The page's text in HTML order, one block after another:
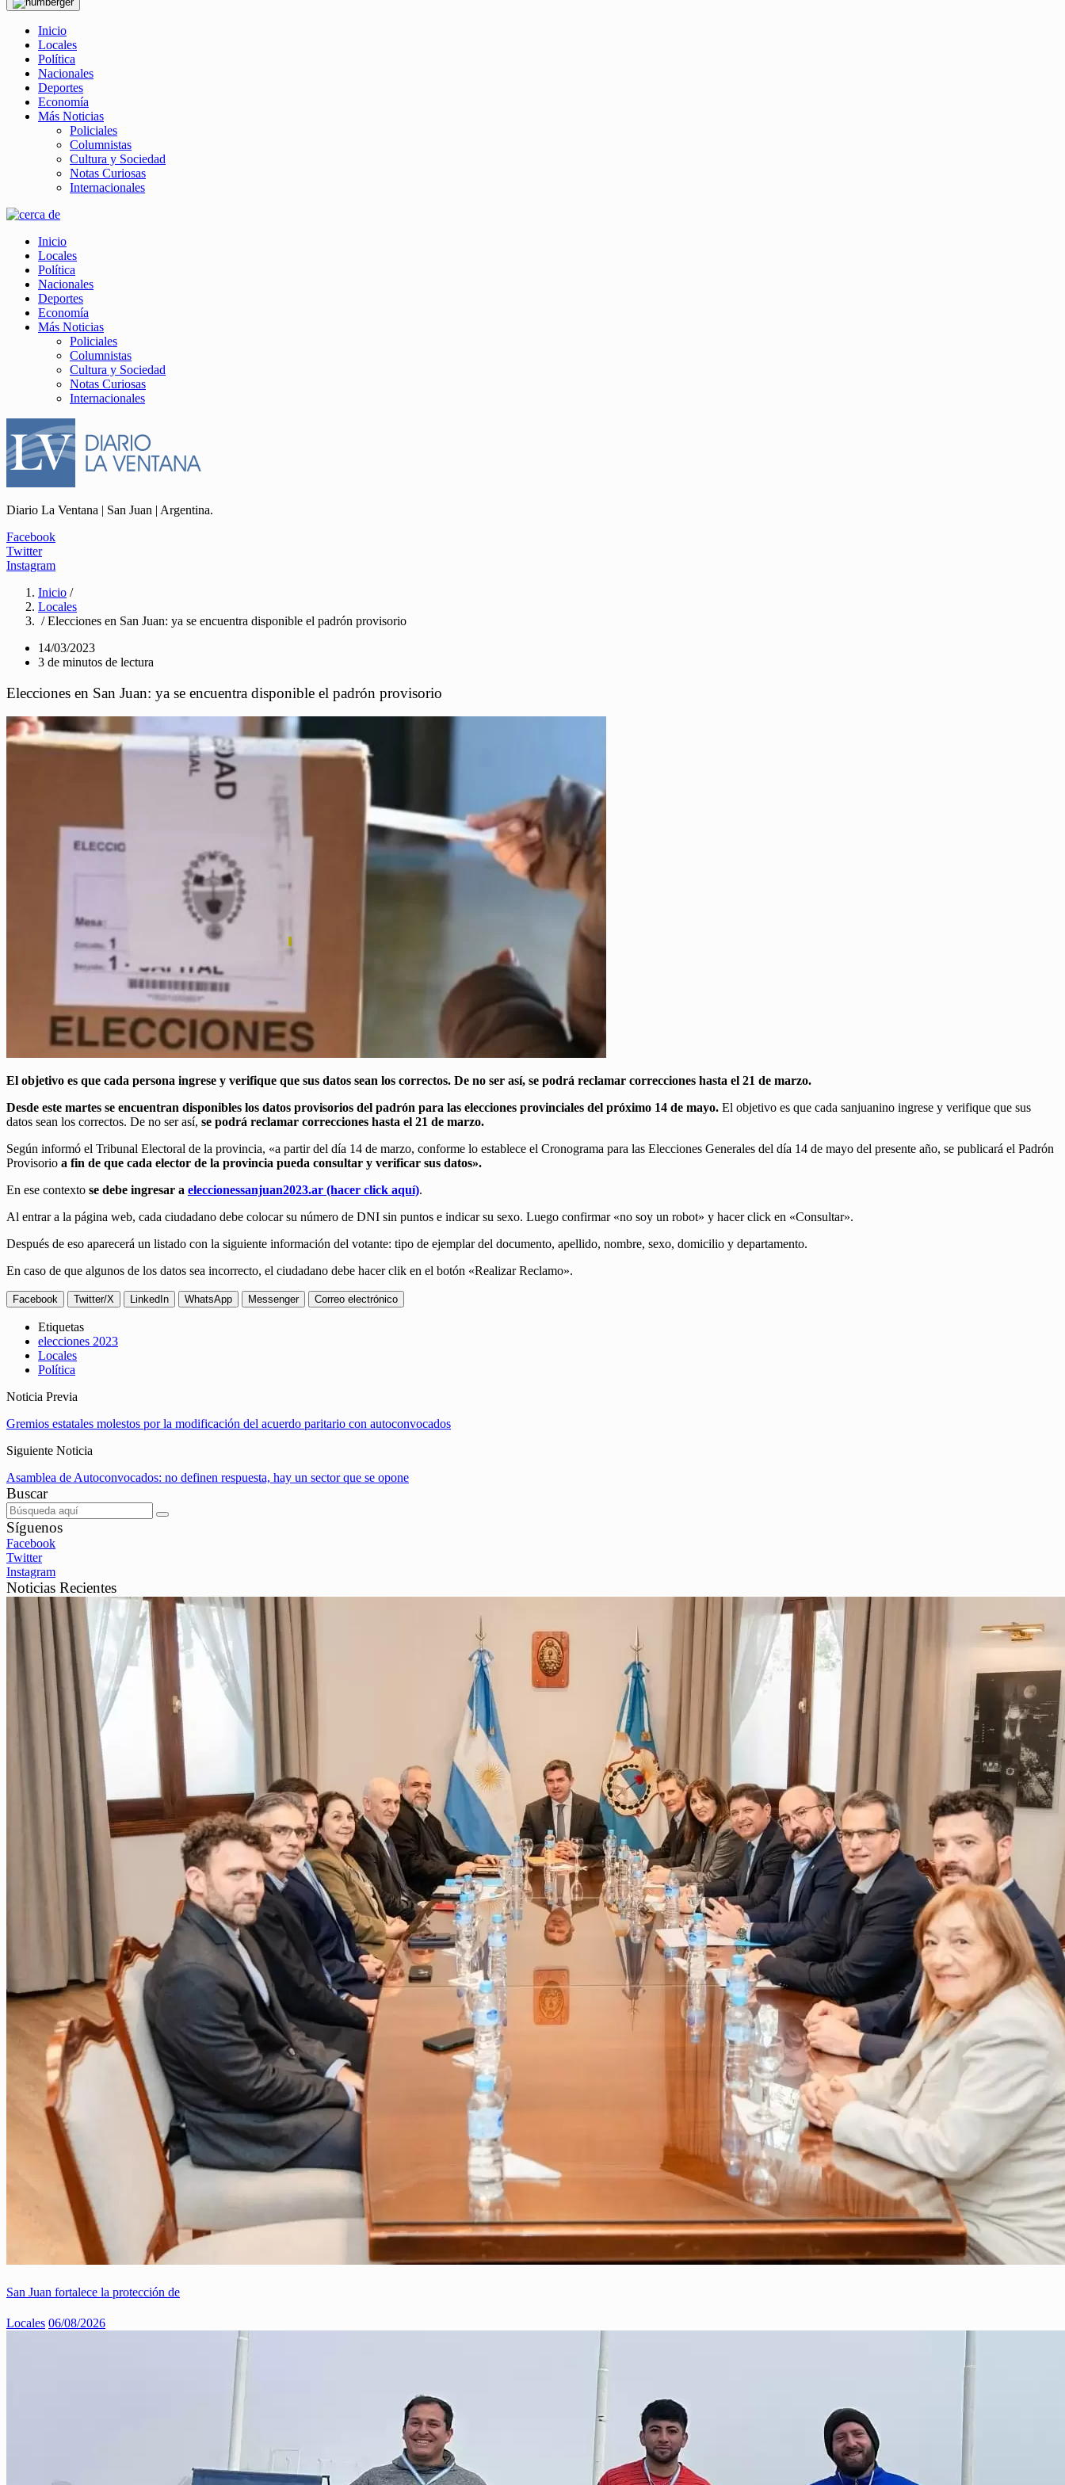
Inicio
Locales
Política
Nacionales
Deportes
Economía
Más Noticias
Policiales
Columnistas
Cultura y Sociedad
Notas Curiosas
Internacionales
Inicio
Locales
Política
Nacionales
Deportes
Economía
Más Noticias
Policiales
Columnistas
Cultura y Sociedad
Notas Curiosas
Internacionales
Diario La Ventana | San Juan | Argentina.
Facebook
Twitter
Instagram
Inicio /
Locales
/ Elecciones en San Juan: ya se encuentra disponible el padrón provisorio
14/03/2023
3 de minutos de lectura
Elecciones en San Juan: ya se encuentra disponible el padrón provisorio
El objetivo es que cada persona ingrese y verifique que sus datos sean los correctos. De no ser así, se podrá reclamar correcciones hasta el 21 de marzo.
Desde este martes se encuentran disponibles los datos provisorios del padrón para las elecciones provinciales del próximo 14 de mayo. El objetivo es que cada sanjuanino ingrese y verifique que sus
datos sean los correctos. De no ser así, se podrá reclamar correcciones hasta el 21 de marzo.
Según informó el Tribunal Electoral de la provincia, «a partir del día 14 de marzo, conforme lo establece el Cronograma para las Elecciones Generales del día 14 de mayo del presente año, se publicará el Padrón
Provisorio a fin de que cada elector de la provincia pueda consultar y verificar sus datos».
En ese contexto se debe ingresar a eleccionessanjuan2023.ar (hacer click aquí).
Al entrar a la página web, cada ciudadano debe colocar su número de DNI sin puntos e indicar su sexo. Luego confirmar «no soy un robot» y hacer click en «Consultar».
Después de eso aparecerá un listado con la siguiente información del votante: tipo de ejemplar del documento, apellido, nombre, sexo, domicilio y departamento.
En caso de que algunos de los datos sea incorrecto, el ciudadano debe hacer clik en el botón «Realizar Reclamo».
Facebook Twitter/X LinkedIn WhatsApp Messenger Correo electrónico
Etiquetas
elecciones 2023
Locales
Política
Noticia Previa
Gremios estatales molestos por la modificación del acuerdo paritario con autoconvocados
Siguiente Noticia
Asamblea de Autoconvocados: no definen respuesta, hay un sector que se opone
Buscar
Síguenos
Facebook
Twitter
Instagram
Noticias Recientes
San Juan fortalece la protección de
Locales 06/08/2026